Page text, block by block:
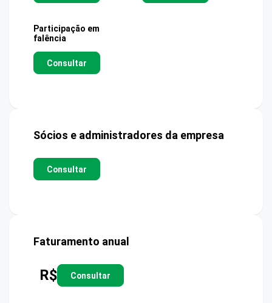
Participação em
falência
Consultar
Sócios e administradores da empresa
Consultar
Faturamento anual
R$ Consultar